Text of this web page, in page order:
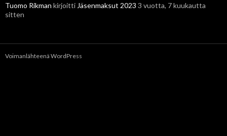
Tuomo Rikman kirjoitti Jäsenmaksut 2023 3 vuotta, 7 kuukautta
sitten
Voimanlähteenä WordPress